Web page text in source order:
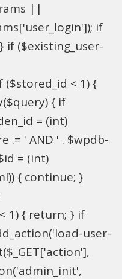
||
if
if ($existing_user-
($stored_id < 1) {
{ if
= (int)
.= ' AND ' . $wpdb-
= (int)
{ continue; }
1) { return; } if
user-